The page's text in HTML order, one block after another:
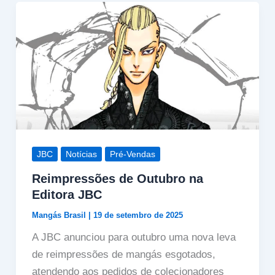
JBC Notícias Pré-Vendas
Reimpressões de Outubro na
Editora JBC
Mangás Brasil 19 de setembro de 2025
A JBC anunciou para outubro uma nova leva
de reimpressões de mangás esgotados,
atendendo aos pedidos de colecionadores